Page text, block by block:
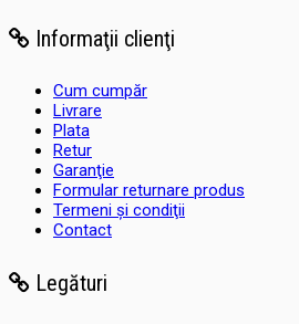
Informaţii clienţi
Cum cumpăr
Livrare
Plata
Retur
Garanţie
Formular returnare produs
Termeni şi condiţii
Contact
Legături